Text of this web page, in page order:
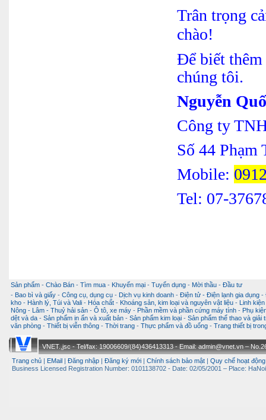
Trân trọng
chào!
Để biết
chúng tôi.
Nguyễn
Công ty
Số 44 Phạm
Mobile:
Tel: 07-
Sản phẩm - Chào Bán - Tìm mua - Khuyến mại - Tuyển dụng - Mời thầu - Đầu tư
- Bao bì và giấy - Công cụ, dụng cụ - Dịch vụ kinh doanh - Điện tử - Điện lạnh gia dụng -
kho - Hành lý, Túi và Vali - Hóa chất - Khoáng sản, kim loại và nguyên vật liệu -
Linh
Nông - Lâm - Thuỷ hải sản - Ô tô, xe máy - Phần mềm và phần cứng máy tính - Phụ
dệt và da - Sản phẩm in ấn và xuất bản - Sản phẩm kim loại - Sản phẩm thể thao và giải
văn phòng - Thiết bị viễn thông - Thời trang - Thực phẩm và đồ uống - Trang thiết bị
VNET.,jsc - Tel/fax: 19006609/(84)436413313 - Email: admin@vnet.vn –
Trang chủ
EMail Đăng nhập Đăng ký mới Chính sách bảo mật Quy chế hoạt động
Business Licensed Registration Number: 0101138702 - Date: 02/05/2001 – Place: